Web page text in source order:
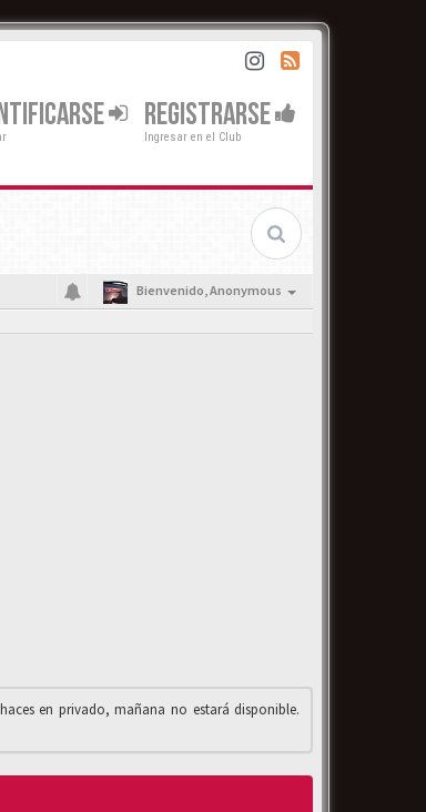
REGISTRARSE
Ingresar en el Club
Bienvenido,Anonymous
en privado, mañana no estará disponible.